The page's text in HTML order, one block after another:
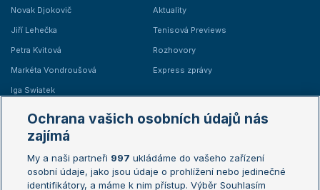
Novak Djokovič
Jiří Lehečka
Petra Kvitová
Markéta Vondroušová
Iga Swiatek
Aktuality
Tenisová Previews
Rozhovory
Express zprávy
Žebříčky
Žebříček ATP (muži)
Žebříček WTA (ženy)
Australian Open
French Open
Ochrana vašich osobních údajů nás
zajímá
My a naši partneři 997 ukládáme do vašeho zařízení
osobní údaje, jako jsou údaje o prohlížení nebo jedinečné
identifikátory, a máme k nim přístup. Výběr Souhlasím